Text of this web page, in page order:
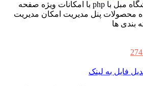
سورس نمایشگاه و فروشگاه مبل با php با امکانات ویژه صفحه
محصولات پنل مدیریت امکان مدیریت
بندی ها
تومان274.000.